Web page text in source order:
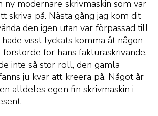
ny modernare skrivmaskin som var
skriva på. Nästa gång jag kom dit
den igen utan var förpassad till
visst lyckats komma åt någon
för hans fakturaskrivande.
inte så stor roll, den gamla
ju kvar att kreera på. Något år
alldeles egen fin skrivmaskin i